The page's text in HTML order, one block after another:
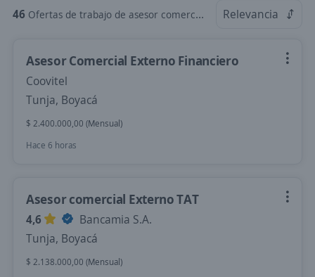
46 Ofertas de trabajo de asesor comercial externo en Boyacá Relevancia
Asesor Comercial Externo Financiero
Coovitel
Tunja, Boyacá
$ 2.400.000,00 (Mensual)
Hace 6 horas
Asesor comercial Externo TAT
4,6
Bancamia S.A.
Tunja, Boyacá
$ 2.138.000,00 (Mensual)